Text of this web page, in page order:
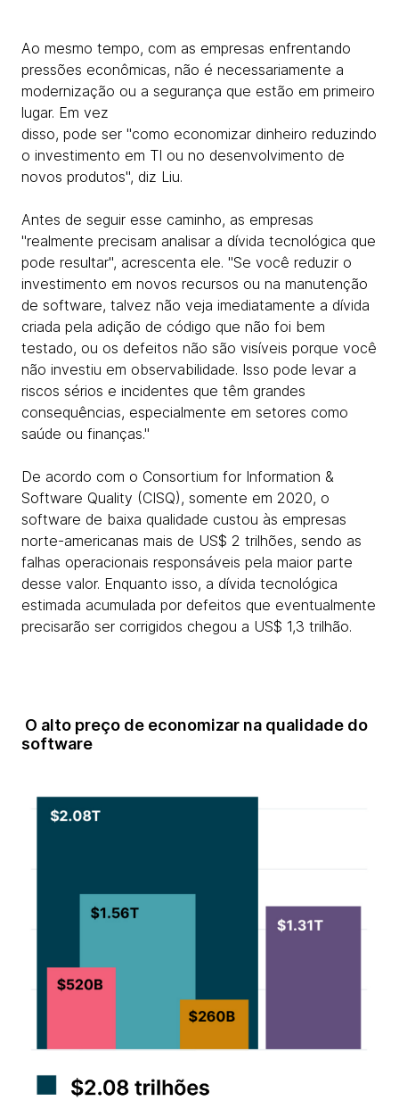
Ao mesmo tempo, com as empresas enfrentando
pressões econômicas, não é necessariamente a
modernização ou a segurança que estão em primeiro
lugar. Em vez
disso, pode ser "como economizar dinheiro reduzindo
o investimento em TI ou no desenvolvimento de
novos produtos", diz Liu.
Antes de seguir esse caminho, as empresas
"realmente precisam analisar a dívida tecnológica que
pode resultar", acrescenta ele. "Se você reduzir o
investimento em novos recursos ou na manutenção
de software, talvez não veja imediatamente a dívida
criada pela adição de código que não foi bem
testado, ou os defeitos não são visíveis porque você
não investiu em observabilidade. Isso pode levar a
riscos sérios e incidentes que têm grandes
consequências, especialmente em setores como
saúde ou finanças."
De acordo com o Consortium for Information &
Software Quality (CISQ), somente em 2020, o
software de baixa qualidade custou às empresas
norte-americanas mais de US$ 2 trilhões, sendo as
falhas operacionais responsáveis pela maior parte
desse valor. Enquanto isso, a dívida tecnológica
estimada acumulada por defeitos que eventualmente
precisarão ser corrigidos chegou a US$ 1,3 trilhão.
O alto preço de economizar na qualidade do
software